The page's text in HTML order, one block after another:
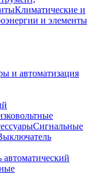
Климатические и
и элементы
и автоматизация
Сигнальные